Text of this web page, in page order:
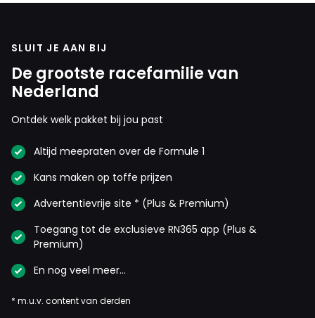
SLUIT JE AAN BIJ
De grootste racefamilie van
Nederland
Ontdek welk pakket bij jou past
Altijd meepraten over de Formule 1
Kans maken op toffe prijzen
Advertentievrije site * (Plus & Premium)
Toegang tot de exclusieve RN365 app (Plus &
Premium)
En nog veel meer…
* m.u.v. content van derden